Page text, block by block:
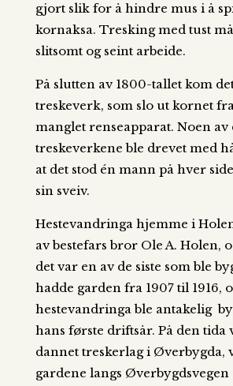
gjort slik for å hindre mus i å
kornaksa. Tresking med tust
slitsomt og seint arbeide.
På slutten av 1800-tallet kom
treskeverk, som slo ut kornet
manglet renseapparat. Noen av
treskeverkene ble drevet med
at det stod én mann på hver
sin sveiv.
Hestevandringa hjemme i
av bestefars bror Ole A. Holen,
det var en av de siste som ble
hadde garden fra 1907 til 1916,
hestevandringa ble antakelig
hans første driftsår. På den tida
dannet treskerlag i Øverbygda,
gardene langs